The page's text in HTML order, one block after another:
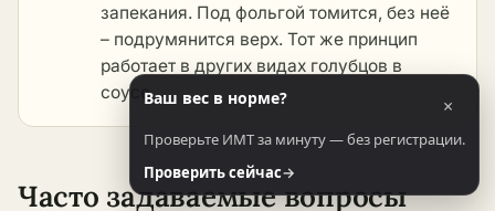
запекания. Под фольгой томится, без неё
– подрумянится верх. Тот же принцип
работает в других видах голубцов в
соусе.
Часто задаваемые вопросы
Ваш вес в норме? ×
Проверьте ИМТ за минуту — без регистрации.
Проверить сейчас→